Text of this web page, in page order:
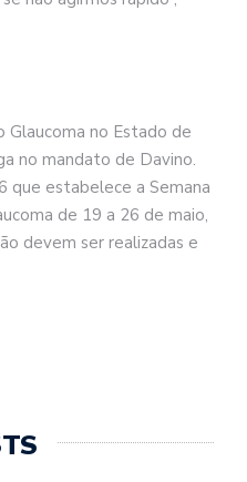
no Estado de
no mandato de Davino.
que estabelece a Semana
de 19 a 26 de maio,
devem ser realizadas e